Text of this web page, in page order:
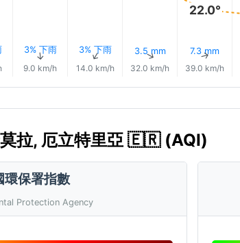
3% 下雨
↑
9.0 km/h
3% 下雨
↑
14.0 km/h
3.5 mm
↑
32.0 km/h
22.0°
7.3 mm
↑
39.0 km/h
拉, 厄立特里亞 🇪🇷 (AQI)
環保署指數
Protection Agency